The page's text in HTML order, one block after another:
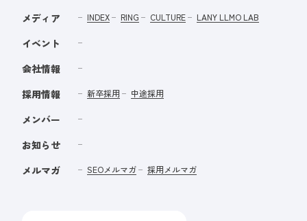
メディア
INDEX RING CULTURE LANY LLMO LAB
イベント
会社情報
採用情報
新卒採用 中途採用
メンバー
お知らせ
メルマガ
SEOメルマガ 採用メルマガ